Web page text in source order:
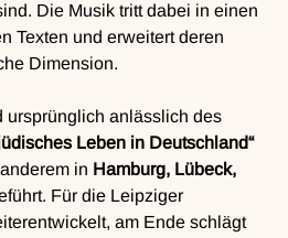
Die Musik tritt dabei in einen
Texten und erweitert deren
Dimension.
ursprünglich anlässlich des
Leben in Deutschland“
in Hamburg, Lübeck,
Für die Leipziger
am Ende schlägt